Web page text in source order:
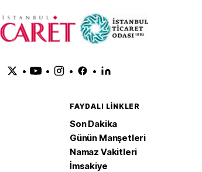
• • • •
FAYDALI LINKLER
Son Dakika
Günün Manşetleri
Namaz Vakitleri
İmsakiye